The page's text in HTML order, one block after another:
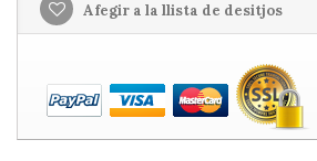
Afegir a la llista de desitjos